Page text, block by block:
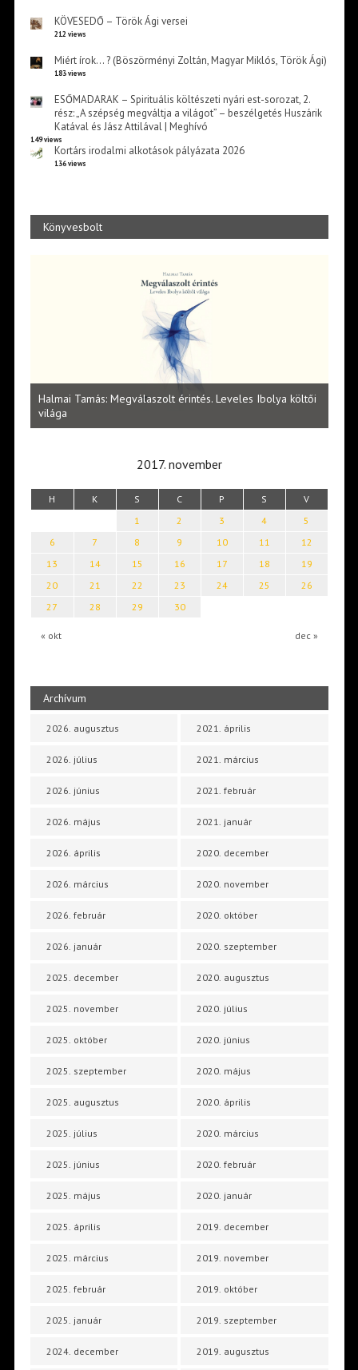
KÖVESEDŐ – Török Ági versei
212 views
Miért írok… ? (Böszörményi Zoltán, Magyar Miklós, Török Ági)
183 views
ESŐMADARAK – Spirituális költészeti nyári est-sorozat, 2.
rész: „A szépség megváltja a világot” – beszélgetés Huszárik
Katával és Jász Attilával | Meghívó
149 views
Kortárs irodalmi alkotások pályázata 2026
136 views
Könyvesbolt
Halmai Tamás: Megválaszolt érintés. Leveles Ibolya költői
világa
2017. november
H K S C P S V
« okt dec »
1 2 3 4
5
6
7 8 9 10 11
12
13
14 15 16 17 18
19
20
21 22 23 24 25
26
27
28 29 30
Archívum
2026. augusztus
2026. július
2026. június
2026. május
2026. április
2026. március
2026. február
2026. január
2025. december
2025. november
2025. október
2025. szeptember
2025. augusztus
2025. július
2025. június
2025. május
2025. április
2025. március
2025. február
2025. január
2024. december
2021. április
2021. március
2021. február
2021. január
2020. december
2020. november
2020. október
2020. szeptember
2020. augusztus
2020. július
2020. június
2020. május
2020. április
2020. március
2020. február
2020. január
2019. december
2019. november
2019. október
2019. szeptember
2019. augusztus